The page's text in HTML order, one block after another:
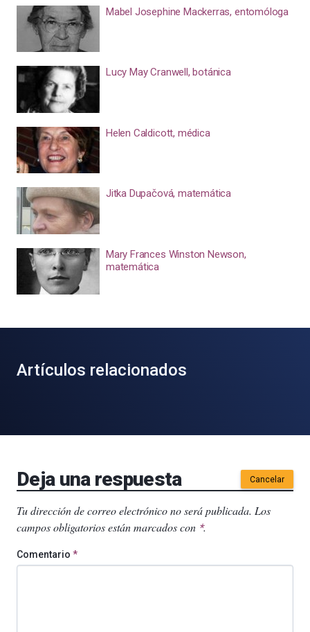
Mabel Josephine Mackerras, entomóloga
Lucy May Cranwell, botánica
Helen Caldicott, médica
Jitka Dupačová, matemática
Mary Frances Winston Newson,
matemática
Artículos relacionados
Deja una respuesta Cancelar
Tu dirección de correo electrónico no será publicada. Los
campos obligatorios están marcados con *.
Comentario *